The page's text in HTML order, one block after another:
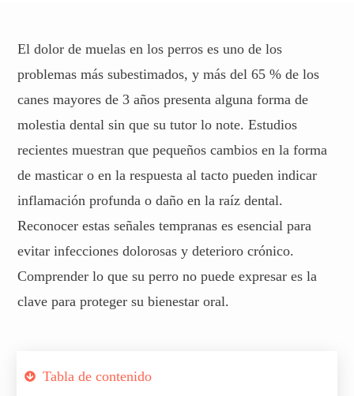
El dolor de muelas en los perros es uno de los
problemas más subestimados, y más del 65 % de los
canes mayores de 3 años presenta alguna forma de
molestia dental sin que su tutor lo note. Estudios
recientes muestran que pequeños cambios en la forma
de masticar o en la respuesta al tacto pueden indicar
inflamación profunda o daño en la raíz dental.
Reconocer estas señales tempranas es esencial para
evitar infecciones dolorosas y deterioro crónico.
Comprender lo que su perro no puede expresar es la
clave para proteger su bienestar oral.
Tabla de contenido